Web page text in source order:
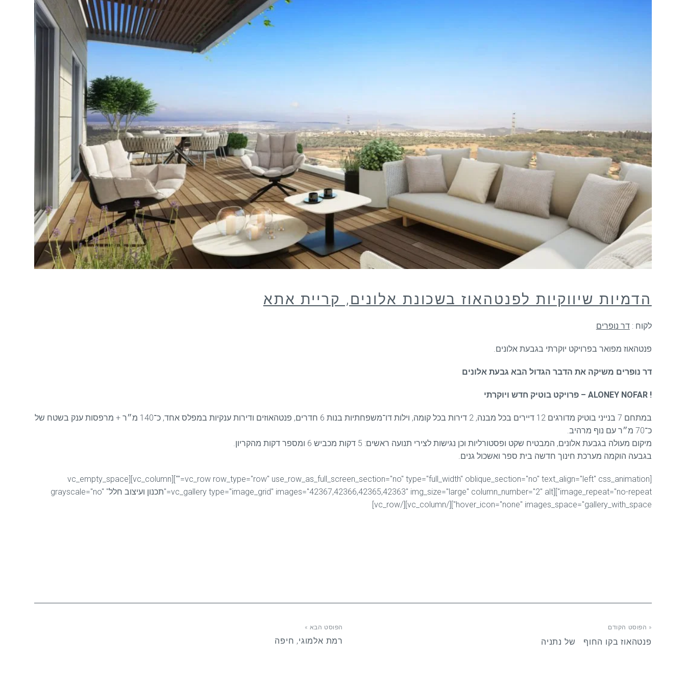
הדמיות שיווקיות לפנטהאוז בשכונת אלונים, קריית אתא
לקוח :דר נופרים
פנטהאוז מפואר בפרויקט יוקרתי בגבעת אלונים.
דר נופרים משיקה את הדבר הגדול הבא גבעת אלונים
! ALONEY NOFAR – פרויקט בוטיק חדש ויוקרתי
במתחם 7 בנייני בוטיק מדורגים 12 דיירים בכל מבנה, 2 דירות בכל קומה, וילות דו־משפחתיות בנות 6 חדרים, פנטהאוזים ודירות ענקיות במפלס אחד, כ־140 מ״ר + מרפסות ענק בשטח של
כ־70 מ״ר עם נוף מרהיב.
מיקום מעולה בגבעת אלונים, המבטיח שקט ופסטורליות וכן נגישות לצירי תנועה ראשים: 5 דקות מכביש 6 ומספר דקות מהקריון.
בגבעה הוקמה מערכת חינוך חדשה בית ספר ואשכול גנים.
[vc_row row_type="row" use_row_as_full_screen_section="no" type="full_width" oblique_section="no" text_align="left" css_animation=""][vc_column][vc_empty_space
image_repeat="no-repeat"][vc_gallery type="image_grid" images="42367,42366,42365,42363" img_size="large" column_number="2" alt="תכנון ועיצוב חלל" grayscale="no"
hover_icon="none" images_space="gallery_with_space"][/vc_column][/vc_row]
« הפוסט הקודם
פנטהאוז בקו החוף של נתניה
הפוסט הבא »
רמת אלמוגי, חיפה